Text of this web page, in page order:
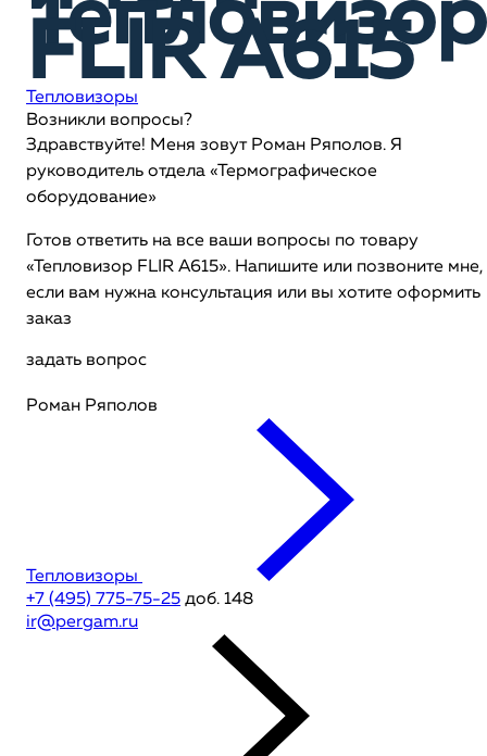
Тепловизор
FLIR A615
Тепловизоры
Возникли вопросы?
Здравствуйте! Меня зовут Роман Ряполов. Я
руководитель отдела «Термографическое
оборудование»
Готов ответить на все ваши вопросы по товару
«Тепловизор FLIR A615». Напишите или позвоните мне,
если вам нужна консультация или вы хотите оформить
заказ
задать вопрос
Роман Ряполов
Тепловизоры
+7 (495) 775-75-25 доб. 148
ir@pergam.ru